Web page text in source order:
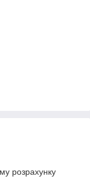
розрахунку